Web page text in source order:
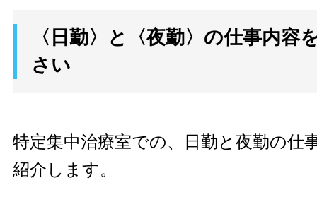
〈日勤〉と〈夜勤〉の仕事内容
さい
特定集中治療室での、日勤と夜勤の仕
紹介します。